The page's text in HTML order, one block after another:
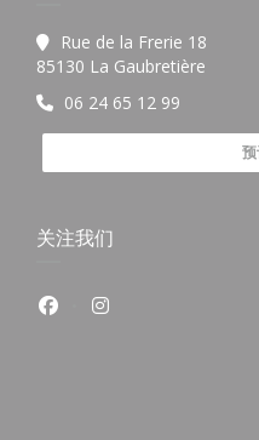
Rue de la Frerie 18
85130 La Gaubretière
06 24 65 12 99
关注我们
Facebook ((在新窗口中
Instagram ((在新